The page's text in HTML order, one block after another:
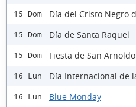
15 Dom Día del Cristo Negro
15 Dom Día de Santa Raquel
15 Dom Fiesta de San
16 Lun Día Internacional de
16 Lun Blue Monday